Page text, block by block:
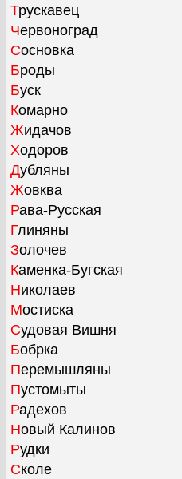
Трускавец
Червоноград
Сосновка
Броды
Буск
Комарно
Жидачов
Ходоров
Дубляны
Жовква
Рава-Русская
Глиняны
Золочев
Каменка-Бугская
Николаев
Мостиска
Судовая Вишня
Бобрка
Перемышляны
Пустомыты
Радехов
Новый Калинов
Рудки
Сколе